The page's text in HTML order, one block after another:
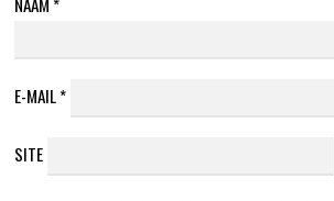
E-MAIL*
SITE